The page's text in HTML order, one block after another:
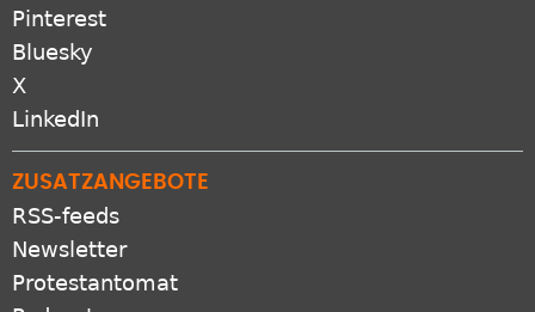
Pinterest
Bluesky
X
LinkedIn
ZUSATZANGEBOTE
RSS-feeds
Newsletter
Protestantomat